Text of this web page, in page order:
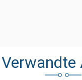
Verwandte